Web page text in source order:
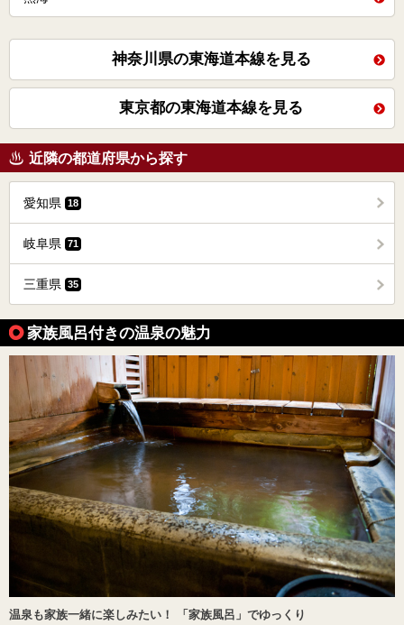
神奈川県の東海道本線を見る
東京都の東海道本線を見る
近隣の都道府県から探す
愛知県 18
岐阜県 71
三重県 35
家族風呂付きの温泉の魅力
温泉も家族一緒に楽しみたい！ 「家族風呂」でゆっくり